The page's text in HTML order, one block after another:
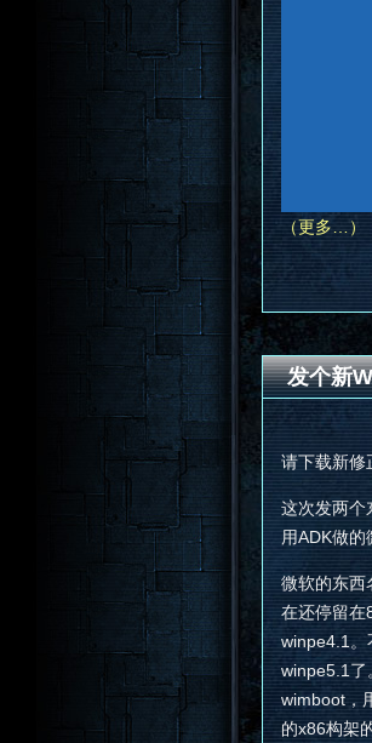
（更多…）
发个新
请下载新修
这次发两个
用ADK做的
微软的东西
在还停留在
winpe4.1。
winpe5.1了
wimboot，
的x86构架